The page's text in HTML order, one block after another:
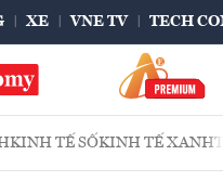
XE VNE TV TECH
KINH TẾ SỐKINH TẾ XANH